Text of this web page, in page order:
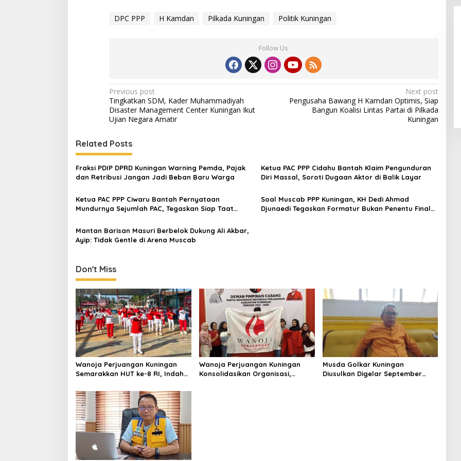
DPC PPP H Kamdan Pilkada Kuningan Politik Kuningan
Follow Us
Post
navigation
Previous post
Tingkatkan SDM, Kader Muhammadiyah
Disaster Management Center Kuningan Ikut
Ujian Negara Amatir
Next post
Pengusaha Bawang H Kamdan Optimis, Siap
Bangun Koalisi Lintas Partai di Pilkada
Kuningan
Related Posts
Fraksi PDIP DPRD Kuningan Warning Pemda, Pajak
dan Retribusi Jangan Jadi Beban Baru Warga
Ketua PAC PPP Cidahu Bantah Klaim Pengunduran
Diri Massal, Soroti Dugaan Aktor di Balik Layar
Ketua PAC PPP Ciwaru Bantah Pernyataan
Mundurnya Sejumlah PAC, Tegaskan Siap Taat
Soal Muscab PPP Kuningan, KH Dedi Ahmad
Djunaedi Tegaskan Formatur Bukan Penentu Final
Mantan Barisan Masuri Berbelok Dukung Ali Akbar,
Ayip: Tidak Gentle di Arena Muscab
Don't Miss
Wanoja Perjuangan Kuningan
Semarakkan HUT ke-8 RI, Indah
Sehat dan Berdaya
Wanoja Perjuangan Kuningan
Konsolidasikan Organisasi,
Musda Golkar Kuningan
Diusulkan Digelar September
LPPL Kuningan Kian Melekat di
Hati Masyarakat, Dewas Dorong
Inovasi Penyiaran Digital